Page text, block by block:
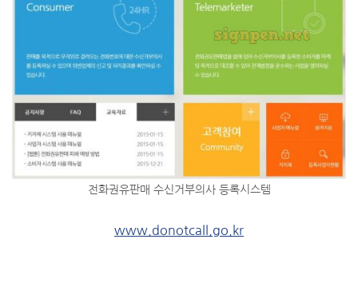
전화권유판매 수신거부의사 등록시스템
www.donotcall.go.kr